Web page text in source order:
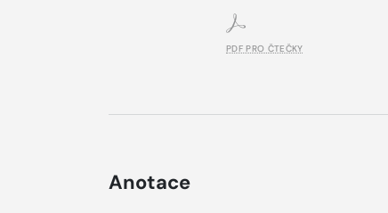
PDF PRO ČTEČKY
Anotace